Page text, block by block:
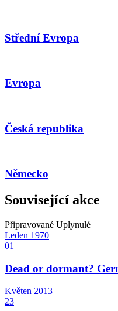
Střední Evropa
Evropa
Česká republika
Německo
Související akce
Připravované Uplynulé
Leden 1970
01
Dead or dormant?
Květen 2013
23